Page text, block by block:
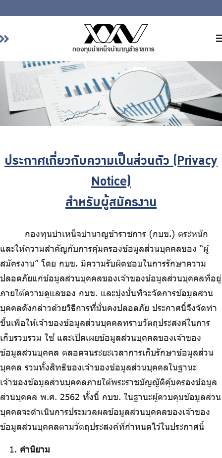
หน้าหลัก
เกี่ยวกับ กบข.
บริการสมาชิก
ลงทุน
รายงานผลการดำเนินงาน
ติดต่อเรา
ไทย | Eng
ประกาศเกี่ยวกับความเป็นส่วนตัว (Privacy
Notice)
สำหรับผู้สมัครงาน
กองทุนบำเหน็จบำนาญข้าราชการ (กบข.) ตระหนัก
และให้ความสำคัญกับการคุ้มครองข้อมูลส่วนบุคคลของ “ผู้
สมัครงาน” โดย กบข. มีความรับผิดชอบในการรักษาความ
ปลอดภัยแก่ข้อมูลส่วนบุคคลของเจ้าของข้อมูลส่วนบุคคลที่อยู่
ภายใต้ความดูแลของ กบข. และมุ่งมั่นที่จะจัดการข้อมูลส่วน
บุคคลดังกล่าวด้วยวิธีการที่มั่นคงปลอดภัย ประกาศนี้จึงจัดทำ
ขึ้นเพื่อให้เจ้าของข้อมูลส่วนบุคคลทราบวัตถุประสงค์ในการ
เก็บรวบรวม ใช้ และเปิดเผยข้อมูลส่วนบุคคลของเจ้าของ
ข้อมูลส่วนบุคคล ตลอดจนระยะเวลาการเก็บรักษาข้อมูลส่วน
บุคคล รวมทั้งสิทธิของเจ้าของข้อมูลส่วนบุคคลในฐานะ
เจ้าของข้อมูลส่วนบุคคลภายใต้พระราชบัญญัติคุ้มครองข้อมูล
ส่วนบุคคล พ.ศ. 2562 ทั้งนี้ กบข. ในฐานะผู้ควบคุมข้อมูลส่วน
บุคคลจะดำเนินการประมวลผลข้อมูลส่วนบุคคลของเจ้าของ
ข้อมูลส่วนบุคคลตามวัตถุประสงค์ที่กำหนดไว้ในประกาศนี้
คำนิยาม